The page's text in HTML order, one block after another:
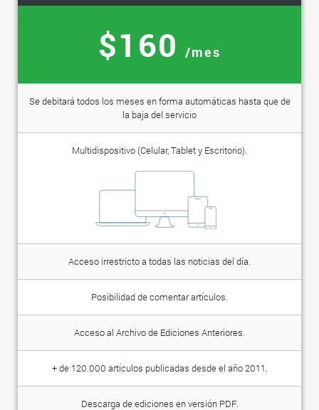
$160 /mes
Se debitará todos los meses en forma automáticas hasta que de
la baja del servicio
Multidispositivo (Celular, Tablet y Escritorio).
Acceso irrestricto a todas las noticias del día.
Posibilidad de comentar artículos.
Acceso al Archivo de Ediciones Anteriores.
+ de 120.000 artículos publicadas desde el año 2011.
Descarga de ediciones en versión PDF.